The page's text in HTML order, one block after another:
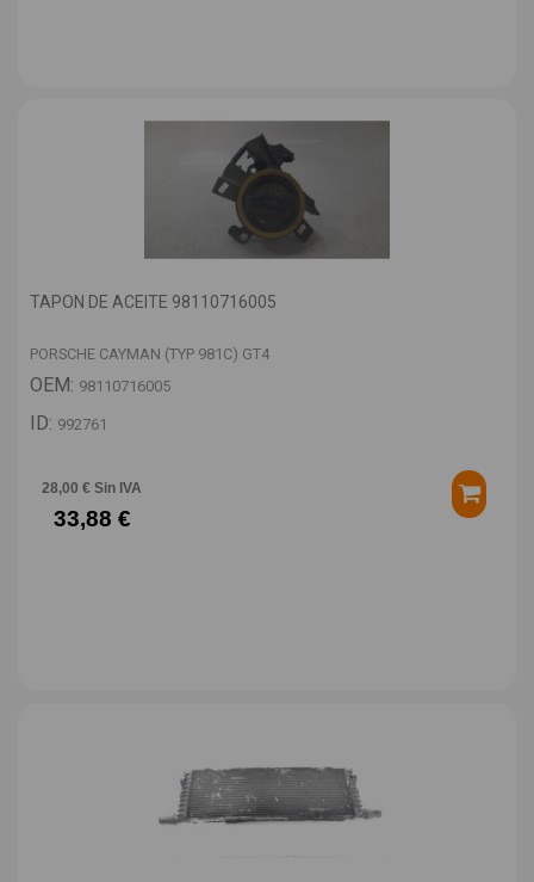
TAPON DE ACEITE 98110716005
PORSCHE CAYMAN (TYP 981C) GT4
OEM: 98110716005
ID: 992761
28,00 € Sin IVA
33,88 €